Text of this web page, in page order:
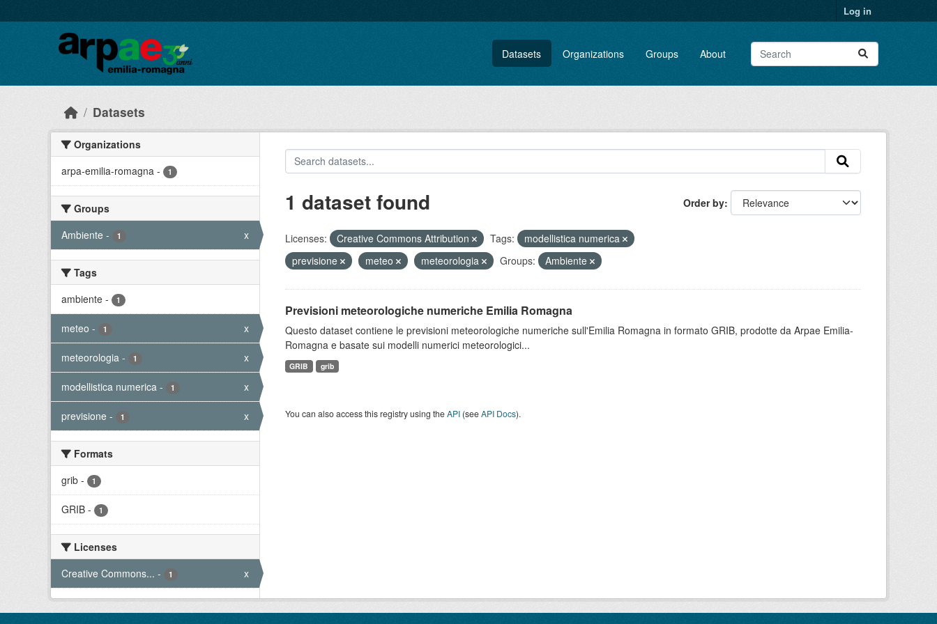
Log in
Datasets Organizations Groups About
Datasets
Organizations
arpa-emilia-romagna - 1
Groups
Ambiente - 1 x
Tags
ambiente - 1
meteo - 1 x
meteorologia - 1 x
modellistica numerica - 1 x
previsione - 1 x
Formats
grib - 1
GRIB - 1
Licenses
Creative Commons... - 1 x
Order by
1 dataset found
Licenses: Creative Commons Attribution Tags:
modellistica numerica
previsione
meteo meteorologia Groups: Ambiente
Previsioni meteorologiche numeriche Emilia Romagna
Questo dataset contiene le previsioni meteorologiche numeriche sull'Emilia Romagna in formato GRIB, prodotte da Arpae Emilia-
Romagna e basate sui modelli numerici meteorologici...
GRIB grib
You can also access this registry using theAPI(seeAPI Docs).